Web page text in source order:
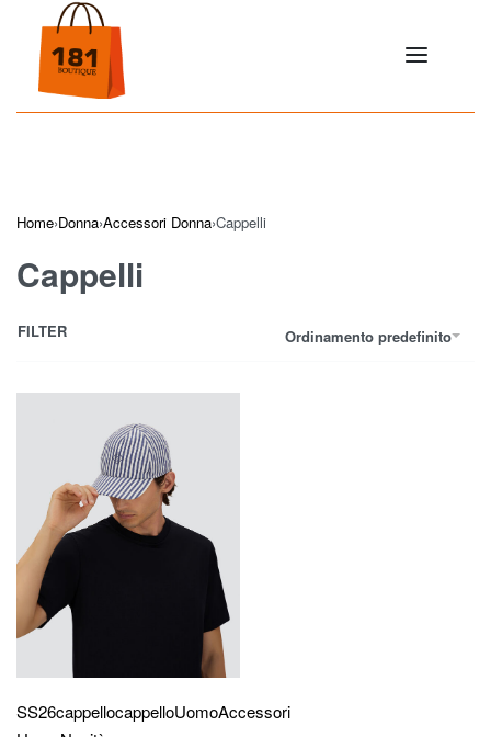
Home›Donna›Accessori Donna›Cappelli
Cappelli
Ordinamento predefinito
FILTER
SS26cappellocappelloUomoAccessori